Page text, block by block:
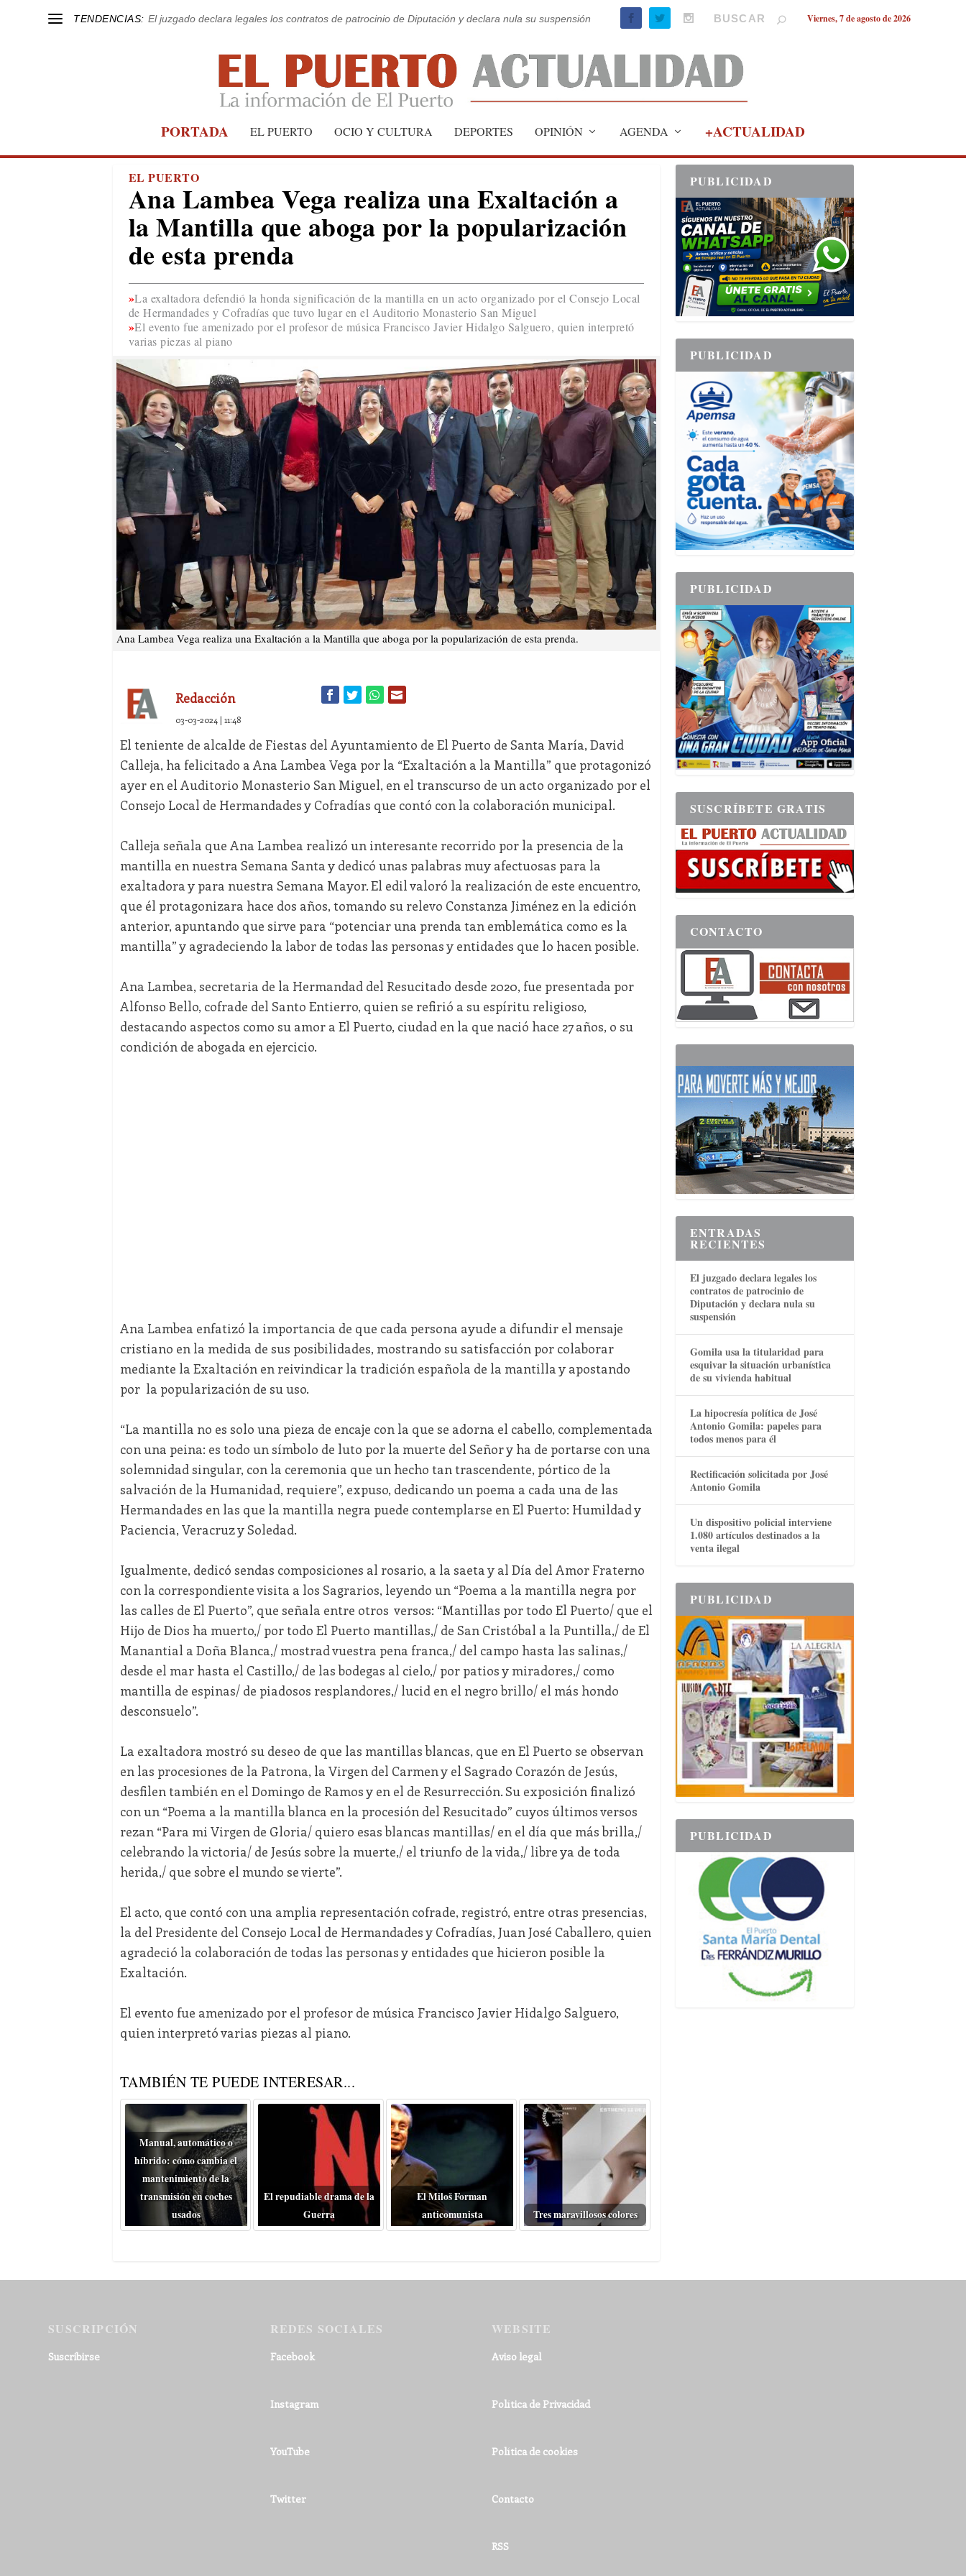
TENDENCIAS: El juzgado declara legales los contratos de patrocinio de Diputación y declara nula su suspensión Viernes, 7 de agosto de 2026
PORTADA EL PUERTO OCIO Y CULTURA DEPORTES OPINIÓN AGENDA +ACTUALIDAD
EL PUERTO
Ana Lambea Vega realiza una Exaltación a
la Mantilla que aboga por la popularización
de esta prenda
La exaltadora defendió la honda significación de la mantilla en un acto organizado por el Consejo Local
de Hermandades y Cofradías que tuvo lugar en el Auditorio Monasterio San Miguel
El evento fue amenizado por el profesor de música Francisco Javier Hidalgo Salguero, quien interpretó
varias piezas al piano
Ana Lambea Vega realiza una Exaltación a la Mantilla que aboga por la popularización de esta prenda.
Redacción
03-03-2024 | 11:48
El teniente de alcalde de Fiestas del Ayuntamiento de El Puerto de Santa María, David
Calleja, ha felicitado a Ana Lambea Vega por la “Exaltación a la Mantilla” que protagonizó
ayer en el Auditorio Monasterio San Miguel, en el transcurso de un acto organizado por el
Consejo Local de Hermandades y Cofradías que contó con la colaboración municipal.
Calleja señala que Ana Lambea realizó un interesante recorrido por la presencia de la
mantilla en nuestra Semana Santa y dedicó unas palabras muy afectuosas para la
exaltadora y para nuestra Semana Mayor. El edil valoró la realización de este encuentro,
que él protagonizara hace dos años, tomando su relevo Constanza Jiménez en la edición
anterior, apuntando que sirve para “potenciar una prenda tan emblemática como es la
mantilla” y agradeciendo la labor de todas las personas y entidades que lo hacen posible.
Ana Lambea, secretaria de la Hermandad del Resucitado desde 2020, fue presentada por
Alfonso Bello, cofrade del Santo Entierro, quien se refirió a su espíritu religioso,
destacando aspectos como su amor a El Puerto, ciudad en la que nació hace 27 años, o su
condición de abogada en ejercicio.
Ana Lambea enfatizó la importancia de que cada persona ayude a difundir el mensaje
cristiano en la medida de sus posibilidades, mostrando su satisfacción por colaborar
mediante la Exaltación en reivindicar la tradición española de la mantilla y apostando
por la popularización de su uso.
“La mantilla no es solo una pieza de encaje con la que se adorna el cabello, complementada
con una peina: es todo un símbolo de luto por la muerte del Señor y ha de portarse con una
solemnidad singular, con la ceremonia que un hecho tan trascendente, pórtico de la
salvación de la Humanidad, requiere”, expuso, dedicando un poema a cada una de las
Hermandades en las que la mantilla negra puede contemplarse en El Puerto: Humildad y
Paciencia, Veracruz y Soledad.
Igualmente, dedicó sendas composiciones al rosario, a la saeta y al Día del Amor Fraterno
con la correspondiente visita a los Sagrarios, leyendo un “Poema a la mantilla negra por
las calles de El Puerto”, que señala entre otros versos: “Mantillas por todo El Puerto/ que el
Hijo de Dios ha muerto,/ por todo El Puerto mantillas,/ de San Cristóbal a la Puntilla,/ de El
Manantial a Doña Blanca,/ mostrad vuestra pena franca,/ del campo hasta las salinas,/
desde el mar hasta el Castillo,/ de las bodegas al cielo,/ por patios y miradores,/ como
mantilla de espinas/ de piadosos resplandores,/ lucid en el negro brillo/ el más hondo
desconsuelo”.
La exaltadora mostró su deseo de que las mantillas blancas, que en El Puerto se observan
en las procesiones de la Patrona, la Virgen del Carmen y el Sagrado Corazón de Jesús,
desfilen también en el Domingo de Ramos y en el de Resurrección. Su exposición finalizó
con un “Poema a la mantilla blanca en la procesión del Resucitado” cuyos últimos versos
rezan “Para mi Virgen de Gloria/ quiero esas blancas mantillas/ en el día que más brilla,/
celebrando la victoria/ de Jesús sobre la muerte,/ el triunfo de la vida,/ libre ya de toda
herida,/ que sobre el mundo se vierte”.
El acto, que contó con una amplia representación cofrade, registró, entre otras presencias,
la del Presidente del Consejo Local de Hermandades y Cofradías, Juan José Caballero, quien
agradeció la colaboración de todas las personas y entidades que hicieron posible la
Exaltación.
El evento fue amenizado por el profesor de música Francisco Javier Hidalgo Salguero,
quien interpretó varias piezas al piano.
TAMBIÉN TE PUEDE INTERESAR...
Manual, automático o
híbrido: cómo cambia el
mantenimiento de la
transmisión en coches
usados
El repudiable drama de la
Guerra
El Miloš Forman
anticomunista
Tres maravillosos colores
PUBLICIDAD
PUBLICIDAD
PUBLICIDAD
SUSCRÍBETE GRATIS
CONTACTO
ENTRADAS
RECIENTES
El juzgado declara legales los
contratos de patrocinio de
Diputación y declara nula su
suspensión
Gomila usa la titularidad para
esquivar la situación urbanística
de su vivienda habitual
La hipocresía política de José
Antonio Gomila: papeles para
todos menos para él
Rectificación solicitada por José
Antonio Gomila
Un dispositivo policial interviene
1.080 artículos destinados a la
venta ilegal
PUBLICIDAD
PUBLICIDAD
SUSCRIPCIÓN
Suscribirse
REDES SOCIALES
Facebook
Instagram
YouTube
Twitter
WEBSITE
Aviso legal
Política de Privacidad
Política de cookies
Contacto
RSS